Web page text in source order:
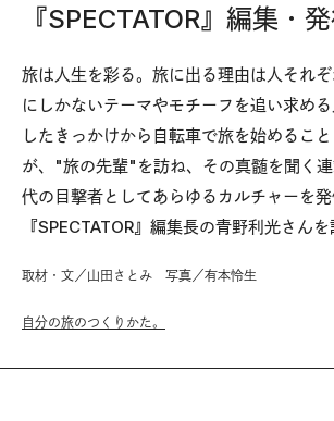
『SPECTATOR』編集・発
旅は人生を彩る。旅に出る理由は人それ
にしかないテーマやモチーフを追い求め
したきっかけから自転車で旅を始めるこ
が、"旅の先輩"を訪ね、その真髄を聞く
代の目撃者としてあらゆるカルチャーを
『SPECTATOR』編集長の青野利光さんを
取材・文／山田さとみ 写真／有本怜生
自分の旅のつくりかた。